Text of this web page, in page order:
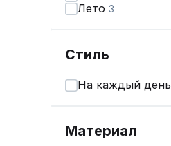
Лето 3
Стиль
На каждый день
Материал